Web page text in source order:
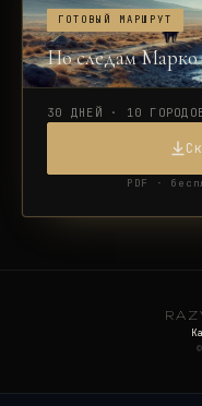
ГОТОВЫЙ МАРШРУТ
По следам
30 ДНЕЙ · 10
PDF ·
©